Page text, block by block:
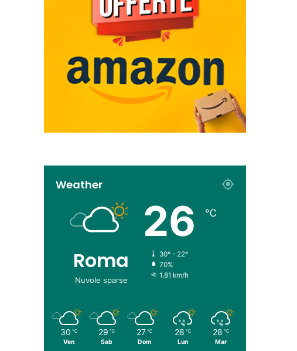
Weather
Roma
Nuvole sparse
26 ℃
30º - 22º
70%
1.81 km/h
30 ℃
Ven
29 ℃
Sab
27 ℃
Dom
28 ℃
Lun
28 ℃
Mar